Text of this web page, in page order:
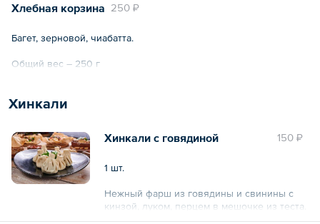
250 ₽
Хлебная корзина
Багет, зерновой, чиабатта.
Общий вес – 250 г
Хинкали
150 ₽
Хинкали с говядиной
1 шт.
Нежный фарш из говядины и свинины с
кинзой, луком, перцем в мешочке из теста.